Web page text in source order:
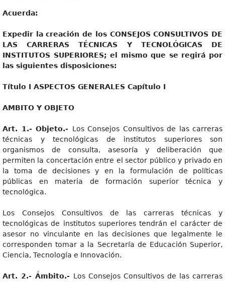
Acuerda:
Expedir la creación de los CONSEJOS CONSULTIVOS DE
LAS CARRERAS TÉCNICAS Y TECNOLÓGICAS DE
INSTITUTOS SUPERIORES; el mismo que se regirá por
las siguientes disposiciones:
Títul o I ASPECTOS GENERALES Capítulo I
AMBITO Y OBJETO
Art. 1.- Objeto.- Los Consejos Consultivos de las carreras
técnicas y tecnológicas de institutos superiores son
organismos de consulta, asesoría y deliberación que
permiten la concertación entre el sector público y privado en
la toma de decisiones y en la formulación de políticas
públicas en materia de formación superior técnica y
tecnológica.
Los Consejos Consultivos de las carreras técnicas y
tecnológicas de institutos superiores tendrán el carácter de
asesor no vinculante en las decisiones que legalmente le
corresponden tomar a la Secretaría de Educación Superior,
Ciencia, Tecnología e Innovación.
Art. 2.- Ámbito.- Los Consejos Consultivos de las carreras